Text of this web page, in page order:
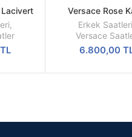
Kol
,
TL
Versace Rose
Kronograf Pilli
Replika Erkek Kol
Erkek Saatleri
Versace
6.800,00